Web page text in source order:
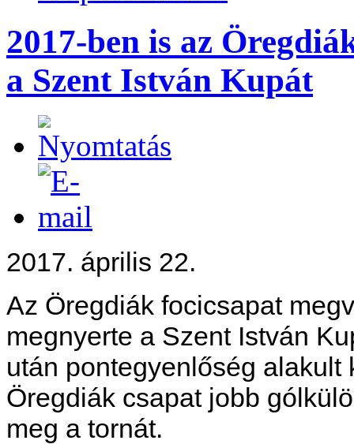
2017-ben is az
a Szent István Kupát
2017. április 22.
Az Öregdiák focicsapat
megnyerte a Szent István
után pontegyenlőség alakult
Öregdiák csapat jobb
meg a tornát.